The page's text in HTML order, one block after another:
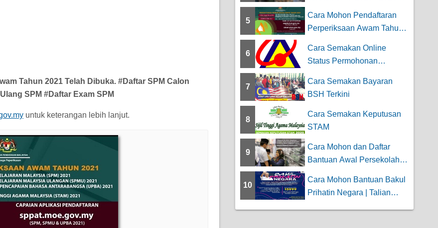
Tahun 2021 Telah Dibuka. #Daftar SPM Calon
SPM #Daftar Exam SPM
untuk keterangan lebih lanjut.
5
Cara Mohon Pendaftaran
Perperiksaan Awam Tahun |
6
Cara Semakan Online
Status Permohonan
7
Cara Semakan Bayaran
BSH Terkini
8
Cara Semakan Keputusan
STAM
9
Cara Mohon dan Daftar
Bantuan Awal Persekolahan
10
Cara Mohon Bantuan Bakul
Prihatin Negara | Talian